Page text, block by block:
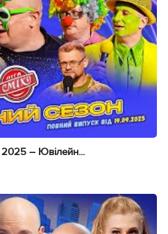
2025 – Ювілейн...